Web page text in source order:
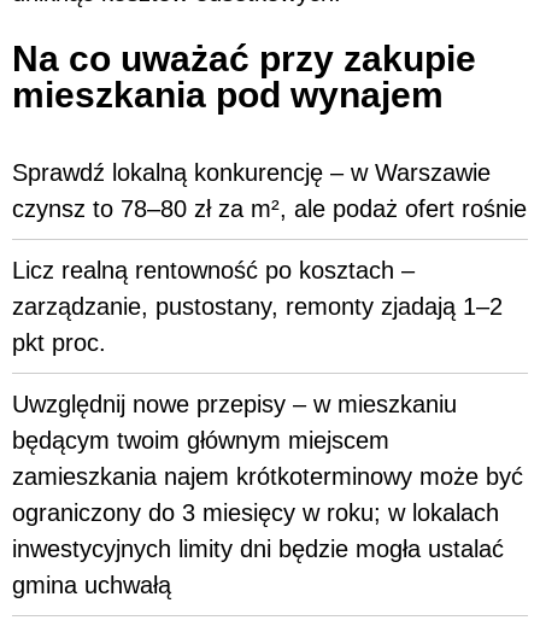
Na co uważać przy zakupie
mieszkania pod wynajem
Sprawdź lokalną konkurencję – w Warszawie
czynsz to 78–80 zł za m², ale podaż ofert rośnie
Licz realną rentowność po kosztach –
zarządzanie, pustostany, remonty zjadają 1–2
pkt proc.
Uwzględnij nowe przepisy – w mieszkaniu
będącym twoim głównym miejscem
zamieszkania najem krótkoterminowy może być
ograniczony do 3 miesięcy w roku; w lokalach
inwestycyjnych limity dni będzie mogła ustalać
gmina uchwałą